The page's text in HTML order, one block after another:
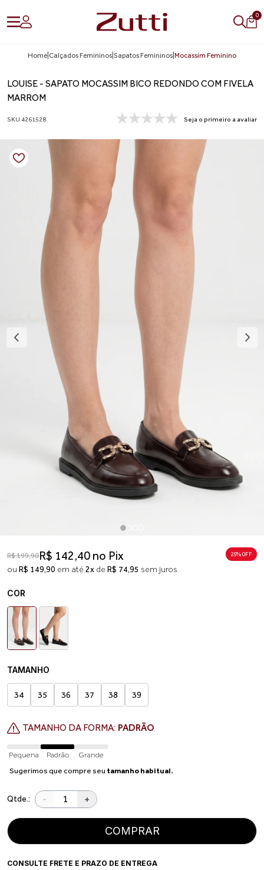
0
Home Calçados Femininos Sapatos Femininos Mocassim Feminino
LOUISE - SAPATO MOCASSIM BICO REDONDO COM FIVELA
MARROM
SKU 4261528 Seja o primeiro a avaliar
R$ 199,90R$ 142,40 no Pix
ou R$ 149,90 em até 2x de R$ 74,95 sem juros
25% 0FF
COR
TAMANHO
34 35 36 37 38 39
TAMANHO DA FORMA: PADRÃO
Pequena Padrão
Grande
Sugerimos que compre seu tamanho habitual.
Qtde.: - +
COMPRAR
CONSULTE FRETE E PRAZO DE ENTREGA